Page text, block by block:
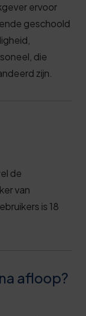
ervoor
geschoold
die
zijn.
de
van
is 18
afloop?